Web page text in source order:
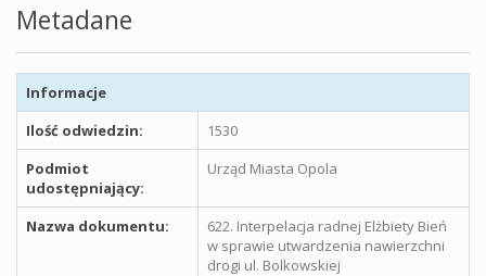
Metadane
Informacje
Ilość odwiedzin:
1530
Podmiot
udostępniający:
Urząd Miasta Opola
Nazwa dokumentu:
622. Interpelacja radnej Elżbiety Bień
w sprawie utwardzenia nawierzchni
drogi ul. Bolkowskiej